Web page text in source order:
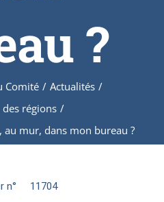
?
Comité / Actualités /
régions /
au mur, dans mon bureau ?
n° 11704